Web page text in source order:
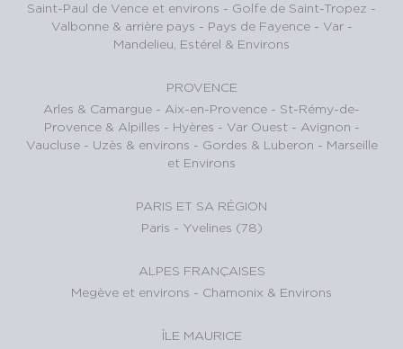
Saint-Paul de Vence et environs - Golfe de Saint-Tropez -
Valbonne & arrière pays - Pays de Fayence - Var -
Mandelieu, Estérel & Environs
PROVENCE
Arles & Camargue - Aix-en-Provence - St-Rémy-de-
Provence & Alpilles - Hyères - Var Ouest - Avignon -
Vaucluse - Uzès & environs - Gordes & Luberon - Marseille
et Environs
PARIS ET SA RÉGION
Paris - Yvelines (78)
ALPES FRANÇAISES
Megève et environs - Chamonix & Environs
ÎLE MAURICE